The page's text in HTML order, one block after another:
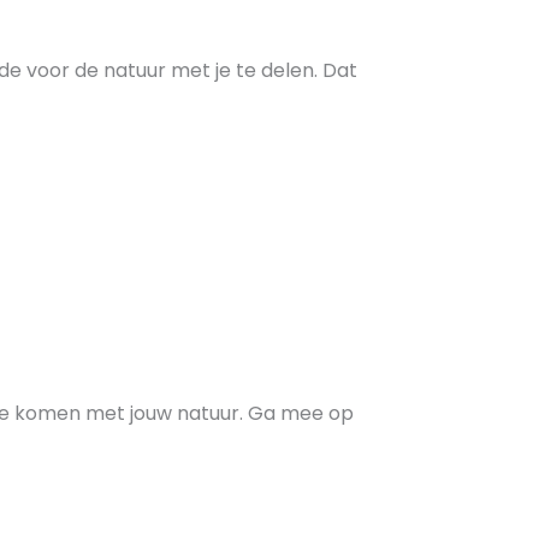
voor de natuur met je te delen. Dat
komen met jouw natuur. Ga mee op